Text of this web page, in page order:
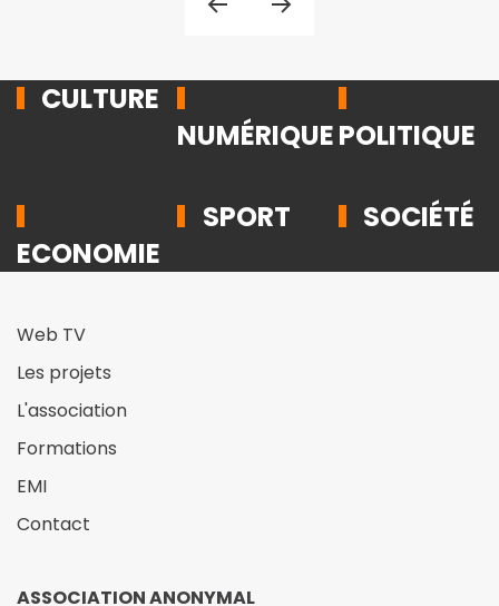
CULTURE
NUMÉRIQUEPOLITIQUE
ECONOMIE
SPORT SOCIÉTÉ
Web TV
Les projets
L'association
Formations
EMI
Contact
ASSOCIATION ANONYMAL